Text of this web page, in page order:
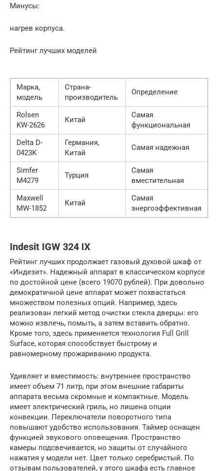
Минусы:
нагрев корпуса.
Рейтинг лучших моделей
Марка,
модель
Страна-
производитель
Определение
Rolsen
KW-2626
Китай
Самая
функциональная
Delta D-
0423K
Германия,
Китай
Самая надежная
Simfer
M4279
Турция
Самая
вместительная
Maxwell
MW-1852
Китай
Самая
энергоэффективная
Indesit IGW 324 IX
Рейтинг лучших продолжает газовый духовой шкаф от
«Индезит». Надежный аппарат в классическом корпусе
по достойной цене (всего 19070 рублей). При довольно
демократичной цене аппарат может похвастаться
множеством полезных опций. Например, здесь
реализован легкий метод очистки стекла дверцы: его
можно извлечь, помыть, а затем вставить обратно.
Кроме того, здесь применяется технология Full Grill
Surface, которая способствует быстрому и
равномерному прожариванию продукта.
Удивляет и вместимость: внутреннее пространство
имеет объем 71 литр, при этом внешние габариты
аппарата весьма скромные и компактные. Модель
имеет электрический гриль, но лишена опции
конвекции. Переключатели поворотного типа
повышают удобство использования. Таймер оснащен
функцией звукового оповещения. Пространство
камеры подсвечивается, но защиты от случайного
нажатия у модели нет. Цвет только серебристый. По
отзывам пользователей, у этого шкафа есть главное